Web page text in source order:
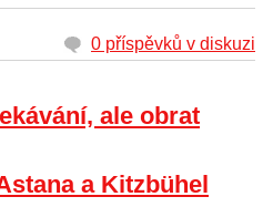
0 příspěvků v diskuzi
ale obrat
a Kitzbühel